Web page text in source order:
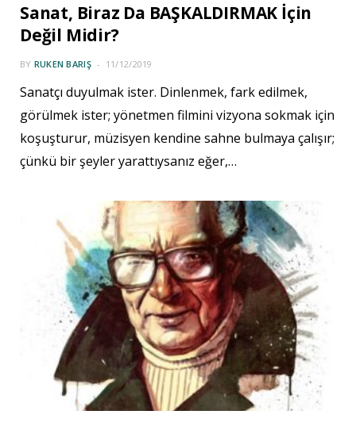
Sanat, Biraz Da BAŞKALDIRMAK İçin
Değil Midir?
BY RUKEN BARIŞ 11/12/2019
Sanatçı duyulmak ister. Dinlenmek, fark edilmek,
görülmek ister; yönetmen filmini vizyona sokmak için
koşuşturur, müzisyen kendine sahne bulmaya çalışır;
çünkü bir şeyler yarattıysanız eğer,…